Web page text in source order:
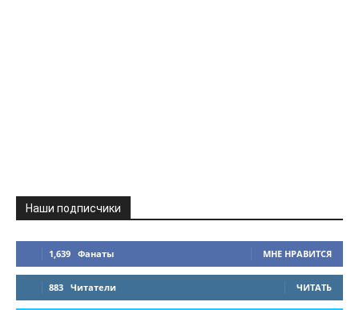
Наши подписчики
1,639 Фанаты МНЕ НРАВИТСЯ
883 Читатели ЧИТАТЬ